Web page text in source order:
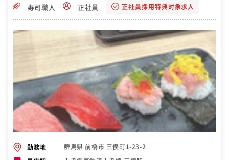
寿司職人 正社員 正社員採用特典対象求人
勤務地 群馬県 前橋市 三俣町1-23-2